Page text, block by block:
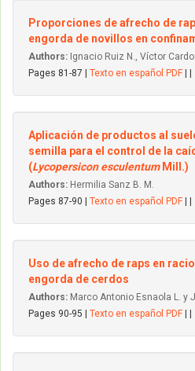
Proporciones de afrecho de
engorda de novillos en
Authors: Ignacio Ruiz N., Víctor
Pages 81-87 | Texto en español PDF
Aplicación de productos al
semilla para el control de la
(Lycopersicon esculentum MilI.)
Authors: Hermilia Sanz B. M.
Pages 87-90 | Texto en español PDF
Uso de afrecho de raps en
engorda de cerdos
Authors: Marco Antonio Esnaola L. y
Pages 90-95 | Texto en español PDF